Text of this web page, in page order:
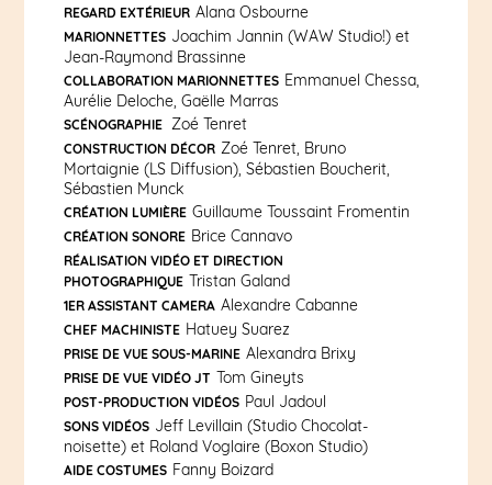
REGARD EXTÉRIEUR Alana Osbourne
MARIONNETTES Joachim Jannin (WAW Studio!) et
Jean-Raymond Brassinne
COLLABORATION MARIONNETTES Emmanuel Chessa,
Aurélie Deloche, Gaëlle Marras
SCÉNOGRAPHIE Zoé Tenret
CONSTRUCTION DÉCOR Zoé Tenret, Bruno
Mortaignie (LS Diffusion), Sébastien Boucherit,
Sébastien Munck
CRÉATION LUMIÈRE Guillaume Toussaint Fromentin
CRÉATION SONORE Brice Cannavo
RÉALISATION VIDÉO ET DIRECTION
PHOTOGRAPHIQUE Tristan Galand
1ER ASSISTANT CAMERA Alexandre Cabanne
CHEF MACHINISTE Hatuey Suarez
PRISE DE VUE SOUS-MARINE Alexandra Brixy
PRISE DE VUE VIDÉO JT Tom Gineyts
POST-PRODUCTION VIDÉOS Paul Jadoul
SONS VIDÉOS Jeff Levillain (Studio Chocolat-
noisette) et Roland Voglaire (Boxon Studio)
AIDE COSTUMES Fanny Boizard